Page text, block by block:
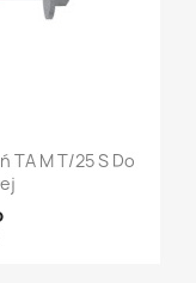
TA M T/25 S Do